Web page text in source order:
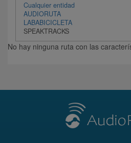
Cualquier entidad
AUDIORUTA
LABABICICLETA
SPEAKTRACKS
No hay ninguna ruta con las